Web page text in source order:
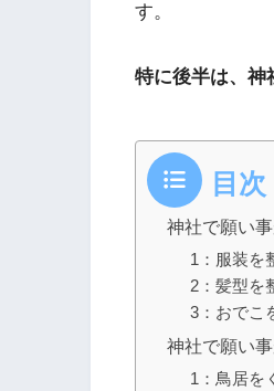
す。
特に後半は、神
目次
神社で願い
1：服装を
2：髪型を
3：おでこ
神社で願い
1：鳥居を